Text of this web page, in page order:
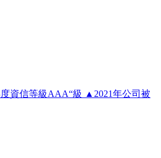
資信等級AAA“級 ▲2021年公司被